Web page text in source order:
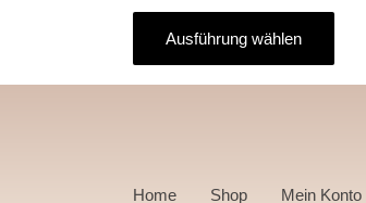
Ausführung wählen
Home Shop Mein Konto